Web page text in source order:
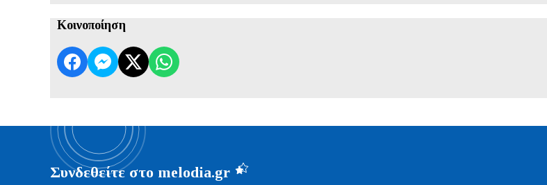
Κοινοποίηση
Συνδεθείτε στο melodia.gr